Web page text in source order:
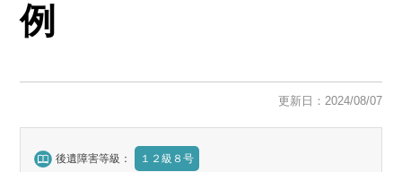
例
更新日：2024/08/07
後遺障害等級： １２級８号